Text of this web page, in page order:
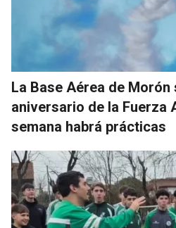
La Base Aérea de Morón
aniversario de la Fuerza
semana habrá prácticas